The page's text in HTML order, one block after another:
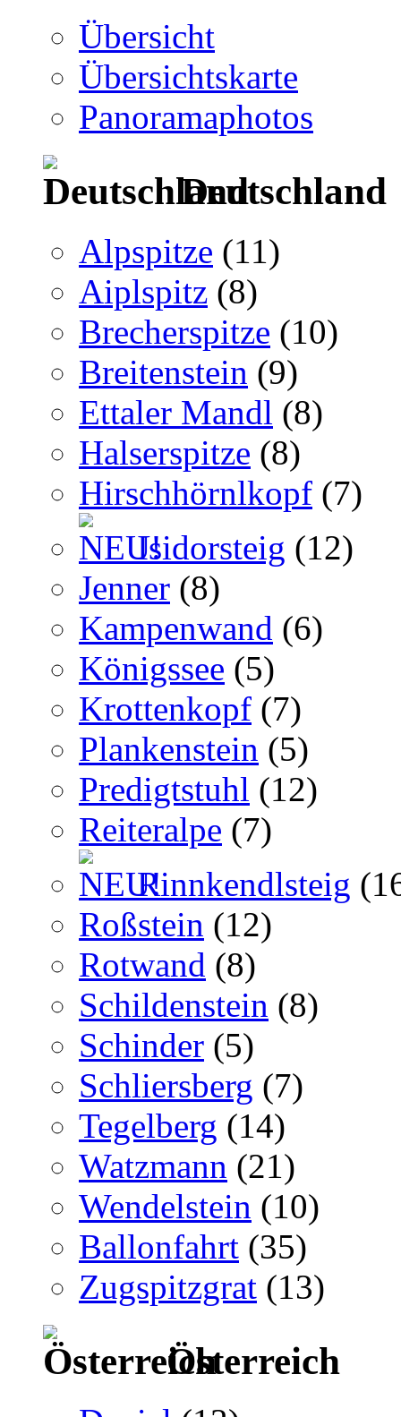
Übersicht
Übersichtskarte
Panoramaphotos
Deutschland
Alpspitze (11)
Aiplspitz (8)
Brecherspitze (10)
Breitenstein (9)
Ettaler Mandl (8)
Halserspitze (8)
Hirschhörnlkopf (7)
Isidorsteig (12)
Jenner (8)
Kampenwand (6)
Königssee (5)
Krottenkopf (7)
Plankenstein (5)
Predigtstuhl (12)
Reiteralpe (7)
Rinnkendlsteig
Roßstein (12)
Rotwand (8)
Schildenstein (8)
Schinder (5)
Schliersberg (7)
Tegelberg (14)
Watzmann (21)
Wendelstein (10)
Ballonfahrt (35)
Zugspitzgrat (13)
Österreich